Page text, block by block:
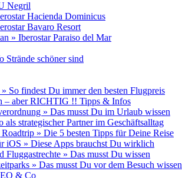
Negril
Hacienda Dominicus
Bavaro Resort
» Iberostar Paraiso del Mar
Strände schöner sind
So findest Du immer den besten Flugpreis
– aber RICHTIG !! Tipps & Infos
» Das musst Du im Urlaub wissen
als strategischer Partner im Geschäftsalltag
» Die 5 besten Tipps für Deine Reise
iOS » Diese Apps brauchst Du wirklich
Fluggastrechte » Das musst Du wissen
» Das musst Du vor dem Besuch wissen
& Co